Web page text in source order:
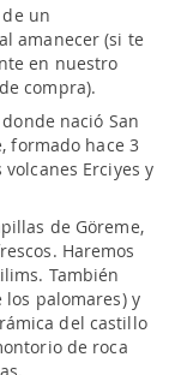
un
amanecer (si te
en nuestro
compra).
nació San
formado hace 3
Erciyes y
de Göreme,
Haremos
También
palomares) y
del castillo
de roca